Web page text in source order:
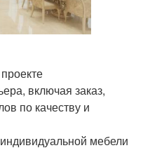
включая заказ,
по качеству и
мебели